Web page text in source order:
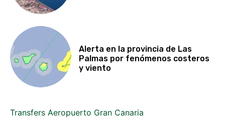
Alerta en la provincia de Las
Palmas por fenómenos costeros
y viento
Transfers Aeropuerto Gran Canaria